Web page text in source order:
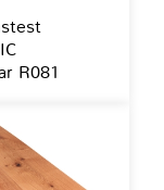
R081